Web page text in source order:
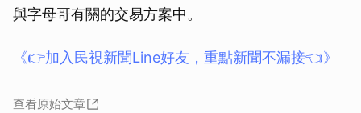
與字母哥有關的交易方案中。
《👉加入民視新聞Line好友，重點新聞不漏接👈》
查看原始文章